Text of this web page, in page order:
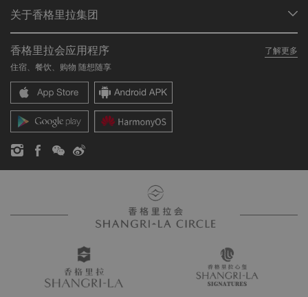
餐厅与酒吧
加入香格里拉会
常见问题
联络我们
关于香格里拉集团
我们的酒店品牌
香格里拉中心
香格里拉公寓
联系方式
职业发展
企业社会责任
新闻稿
香格里拉会应用程序
了解更多
住宿、餐饮、购物 随想随享